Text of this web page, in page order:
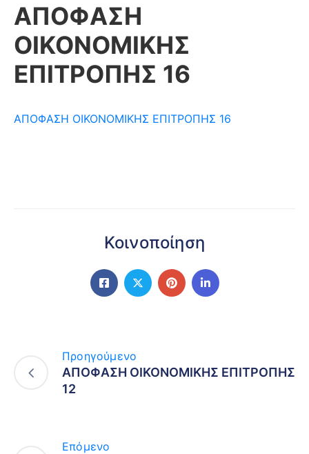
ΑΠΟΦΑΣΗ
ΟΙΚΟΝΟΜΙΚΗΣ
ΕΠΙΤΡΟΠΗΣ 16
ΑΠΟΦΑΣΗ ΟΙΚΟΝΟΜΙΚΗΣ ΕΠΙΤΡΟΠΗΣ 16
Κοινοποίηση
Προηγούμενο
ΑΠΟΦΑΣΗ ΟΙΚΟΝΟΜΙΚΗΣ ΕΠΙΤΡΟΠΗΣ
12
Επόμενο